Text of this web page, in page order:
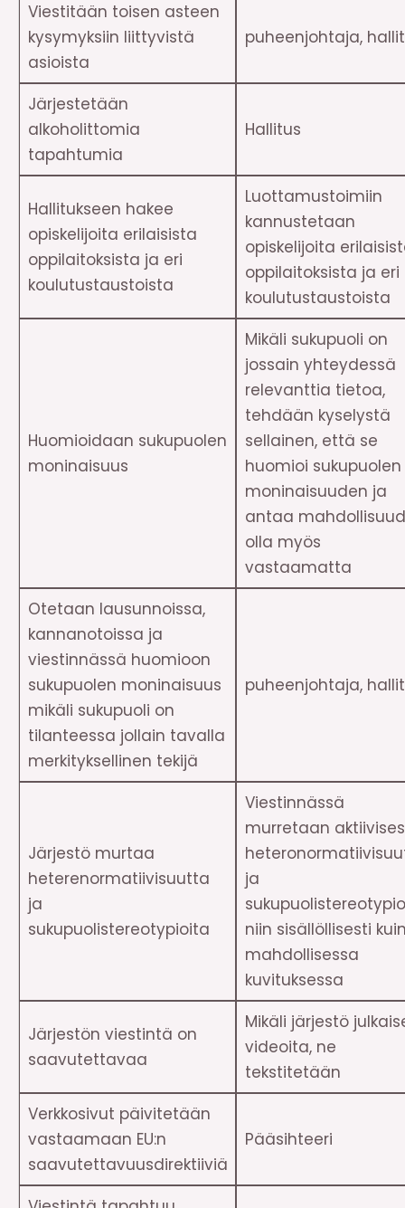
Viestitään toisen asteen
kysymyksiin liittyvistä
asioista
puheenjohtaja,
Järjestetään
alkoholittomia
tapahtumia
Hallitus
Hallitukseen hakee
opiskelijoita erilaisista
oppilaitoksista ja eri
koulutustaustoista
Luottamustoimiin
kannustetaan
opiskelijoita
oppilaitoksista ja eri
koulutustaustoista
Huomioidaan sukupuolen
moninaisuus
Mikäli sukupuoli on
jossain yhteydessä
relevanttia tietoa,
tehdään kyselystä
sellainen, että se
huomioi sukupuolen
moninaisuuden ja
antaa
olla myös
vastaamatta
Otetaan lausunnoissa,
kannanotoissa ja
viestinnässä huomioon
sukupuolen moninaisuus
mikäli sukupuoli on
tilanteessa jollain tavalla
merkityksellinen tekijä
puheenjohtaja,
Järjestö murtaa
heterenormatiivisuutta
ja
sukupuolistereotypioita
Viestinnässä
murretaan
ja
niin sisällöllisesti
mahdollisessa
kuvituksessa
Järjestön viestintä on
saavutettavaa
Mikäli järjestö
videoita, ne
tekstitetään
Verkkosivut päivitetään
vastaamaan EU:n
saavutettavuusdirektiiviä
Pääsihteeri